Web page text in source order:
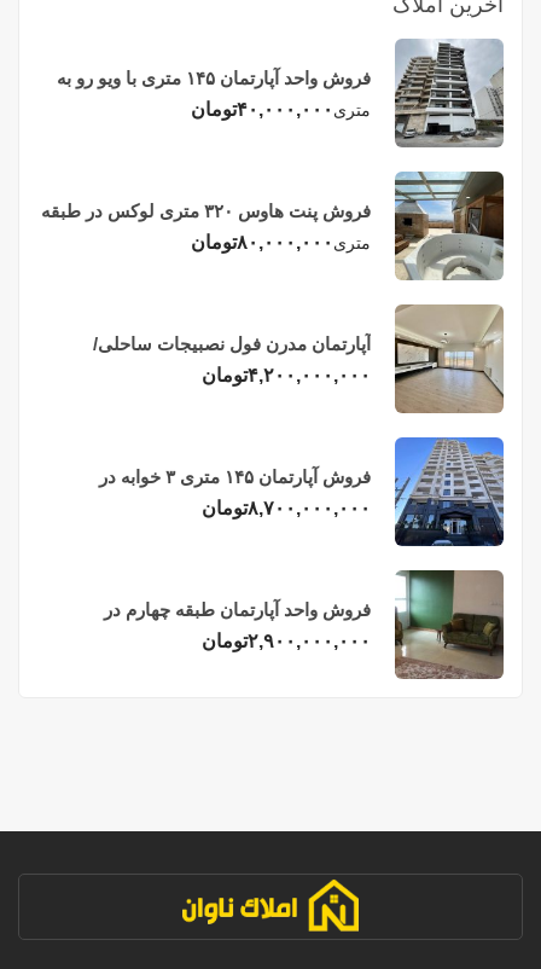
فروش واحد آپارتمان ۱۴۵ متری با ویو رو به
دریا در فریدونکنار
متری ۴۰,۰۰۰,۰۰۰تومان
فروش پنت هاوس ۳۲۰ متری لوکس در طبقه
چهاردهم فریدونکنار
متری ۸۰,۰۰۰,۰۰۰تومان
آپارتمان مدرن فول نصبیجات ساحلی/
فریدونکنار
۴,۲۰۰,۰۰۰,۰۰۰تومان
فروش آپارتمان ۱۴۵ متری ۳ خوابه در
فریدونکنار
۸,۷۰۰,۰۰۰,۰۰۰تومان
فروش واحد آپارتمان طبقه چهارم در
فریدونکنار
۲,۹۰۰,۰۰۰,۰۰۰تومان